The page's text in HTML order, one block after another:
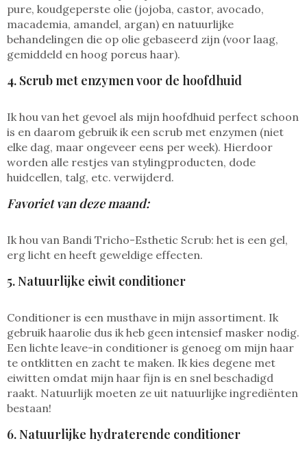
pure, koudgeperste olie (jojoba, castor, avocado,
macademia, amandel, argan) en natuurlijke
behandelingen die op olie gebaseerd zijn (voor laag,
gemiddeld en hoog poreus haar).
4. Scrub met enzymen voor de hoofdhuid
Ik hou van het gevoel als mijn hoofdhuid perfect schoon
is en daarom gebruik ik een scrub met enzymen (niet
elke dag, maar ongeveer eens per week). Hierdoor
worden alle restjes van stylingproducten, dode
huidcellen, talg, etc. verwijderd.
Favoriet van deze maand:
Ik hou van Bandi Tricho-Esthetic Scrub: het is een gel,
erg licht en heeft geweldige effecten.
5. Natuurlijke eiwit conditioner
Conditioner is een musthave in mijn assortiment. Ik
gebruik haarolie dus ik heb geen intensief masker nodig.
Een lichte leave-in conditioner is genoeg om mijn haar
te ontklitten en zacht te maken. Ik kies degene met
eiwitten omdat mijn haar fijn is en snel beschadigd
raakt. Natuurlijk moeten ze uit natuurlijke ingrediënten
bestaan!
6. Natuurlijke hydraterende conditioner